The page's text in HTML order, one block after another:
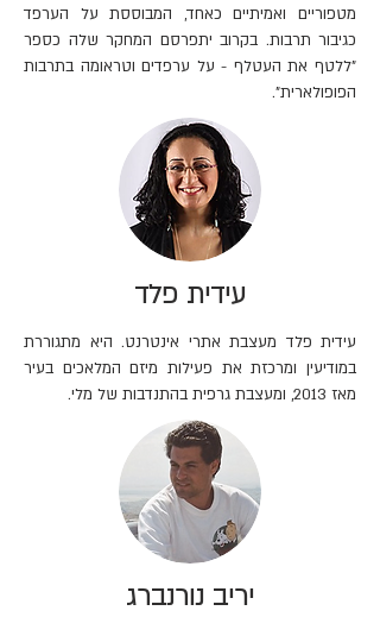
מטפוריים ואמיתיים כאחד, המבוססת על הערפד
כגיבור תרבות. בקרוב יתפרסם המחקר שלה כספר
"ללטף את העטלף - על ערפדים וטראומה בתרבות
הפופולארית".
עידית פלד
עידית פלד מעצבת אתרי אינטרנט. היא מתגוררת
במודיעין ומרכזת את פעילות מיזם המלאכים בעיר
מאז 2013, ומעצבת גרפית בהתנדבות של מלי.
יריב נורנברג